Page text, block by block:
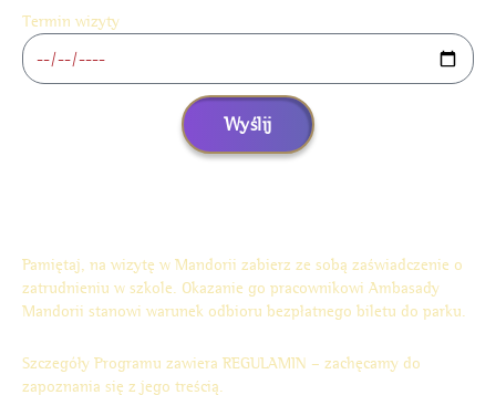
Termin wizyty
Wyślij
Pamiętaj, na wizytę w Mandorii zabierz ze sobą zaświadczenie o
zatrudnieniu w szkole. Okazanie go pracownikowi Ambasady
Mandorii stanowi warunek odbioru bezpłatnego biletu do parku.
Szczegóły Programu zawiera REGULAMIN – zachęcamy do
zapoznania się z jego treścią.